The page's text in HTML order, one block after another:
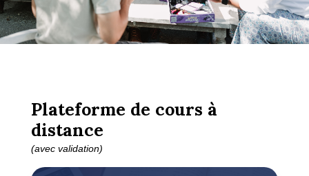
Plateforme de cours à
distance
(avec validation)